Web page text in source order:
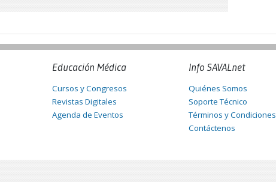
Educación Médica
Cursos y Congresos
Revistas Digitales
Agenda de Eventos
Info SAVALnet
Quiénes Somos
Soporte Técnico
Términos y Condiciones
Contáctenos